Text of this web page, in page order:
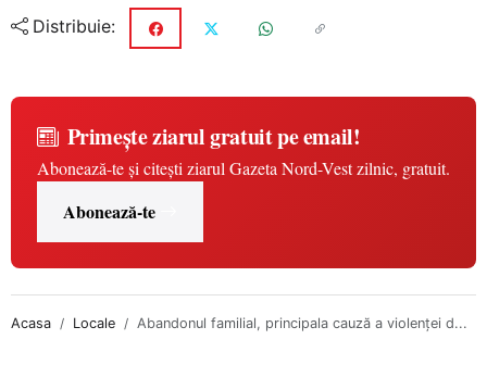
Distribuie:
Primește ziarul gratuit pe email!
Abonează-te și citești ziarul Gazeta Nord-Vest zilnic, gratuit.
Abonează-te
Acasa Locale Abandonul familial, principala cauză a violenţei d...